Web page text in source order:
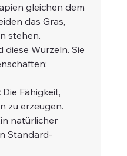
gleichen dem
das Gras,
stehen.
Wurzeln. Sie
Die Fähigkeit,
zu erzeugen.
natürlicher
Standard-